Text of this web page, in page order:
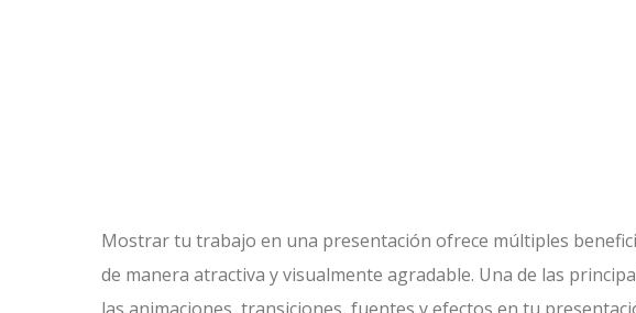
Mostrar tu trabajo en una presentación ofrece múltiples
de manera atractiva y visualmente agradable. Una de las